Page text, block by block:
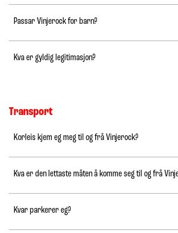
Passar Vinjerock for barn?
Kva er gyldig legitimasjon?
Transport
Korleis kjem eg meg til og frå Vinjerock?
Kva er den lettaste måten å komme seg til og frå
Kvar parkerer eg?